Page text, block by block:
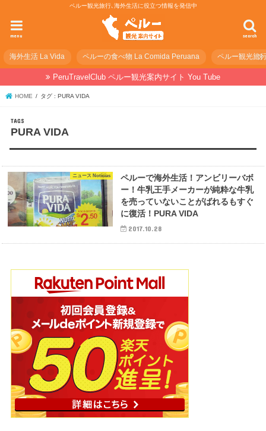
ペルー観光旅行､海外生活に役立つ情報を発信中
search
menu
海外生活 La Vida ペルーの食べ物 La Comida Peruana ペルー観光旅
PeruTravelClub ペルー観光案内サイト You Tube
HOME タグ : PURA VIDA
PURA VIDA
ニュース Noticias
ペルーで海外生活！アンビリーバボ
ー！牛乳王手メーカーが純粋な牛乳
を売っていないことがばれるもすぐ
に復活！PURA VIDA
2017.10.28